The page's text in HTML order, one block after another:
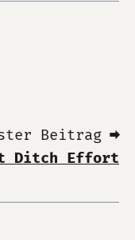
Beitrag ➡
Ditch Effort